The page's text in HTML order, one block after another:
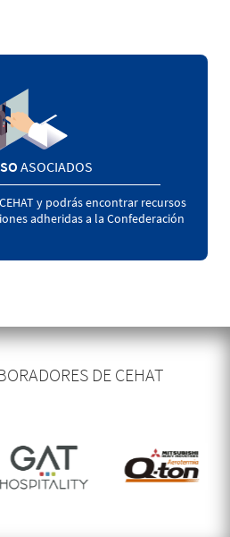
ASOCIADOS
y podrás encontrar recursos
adheridas a la Confederación
DE CEHAT